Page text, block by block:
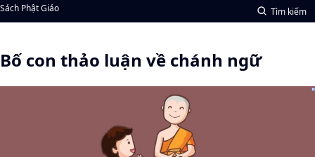
Sách Phật Giáo Tìm kiếm
Bố con thảo luận về chánh ngữ